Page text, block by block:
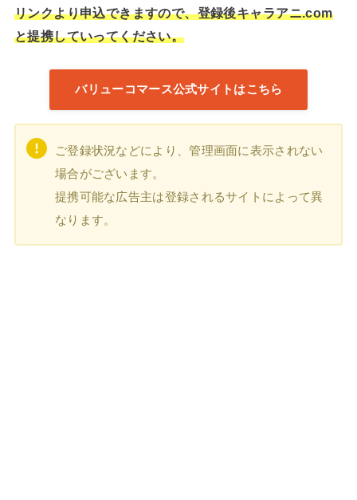
リンクより申込できますので、登録後キャラアニ.com
と提携していってください。
バリューコマース公式サイトはこちら
ご登録状況などにより、管理画面に表示されない
場合がございます。
提携可能な広告主は登録されるサイトによって異
なります。